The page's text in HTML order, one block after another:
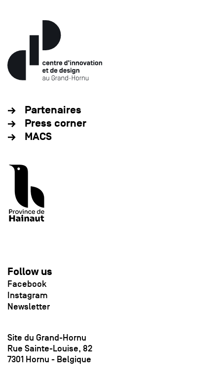
Partenaires
Press corner
MACS
Follow us
Facebook
Instagram
Newsletter
Site du Grand-Hornu
Rue Sainte-Louise, 82
7301 Hornu - Belgique